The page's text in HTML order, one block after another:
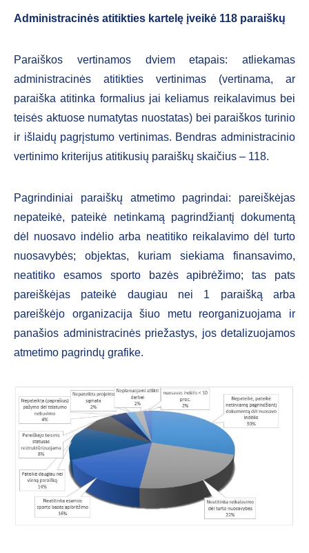
Administracinės atitikties kartelę įveikė 118 paraiškų
Paraiškos vertinamos dviem etapais: atliekamas
administracinės atitikties vertinimas (vertinama, ar
paraiška atitinka formalius jai keliamus reikalavimus bei
teisės aktuose numatytas nuostatas) bei paraiškos turinio
ir išlaidų pagrįstumo vertinimas. Bendras administracinio
vertinimo kriterijus atitikusių paraiškų skaičius – 118.
Pagrindiniai paraiškų atmetimo pagrindai: pareiškėjas
nepateikė, pateikė netinkamą pagrindžiantį dokumentą
dėl nuosavo indėlio arba neatitiko reikalavimo dėl turto
nuosavybės; objektas, kuriam siekiama finansavimo,
neatitiko esamos sporto bazės apibrėžimo; tas pats
pareiškėjas pateikė daugiau nei 1 paraišką arba
pareiškėjo organizacija šiuo metu reorganizuojama ir
panašios administracinės priežastys, jos detalizuojamos
atmetimo pagrindų grafike.